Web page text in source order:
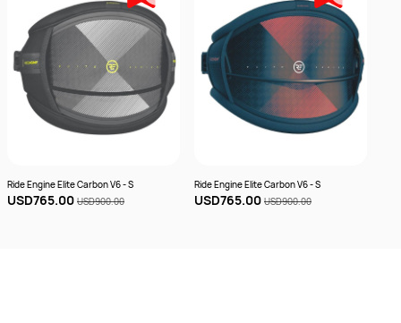
Ride Engine Elite Carbon V6 - S
USD765.00 USD900.00
Ride Engine Elite Carbon V6 - S
USD765.00 USD900.00